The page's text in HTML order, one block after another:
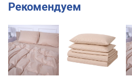
Рекомендуем